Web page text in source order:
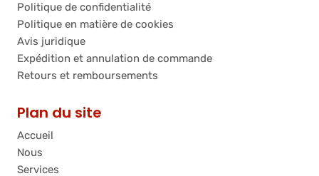
Politique de confidentialité
Politique en matière de cookies
Avis juridique
Expédition et annulation de commande
Retours et remboursements
Plan du site
Accueil
Nous
Services